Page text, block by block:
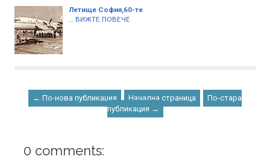
Летище София,60-те
ВИЖТЕ ПОВЕЧЕ
← По-нова публикация Начална страница
По-стара
публикация →
0 comments: